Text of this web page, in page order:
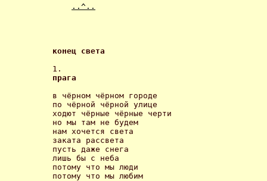
..^..
конец света
прага
в чёрном чёрном городе
по чёрной чёрной улице
ходют чёрные чёрные черти
но мы там не будем
нам хочется света
заката рассвета
пусть даже снега
лишь бы с неба
потому что мы люди
потому что мы любим